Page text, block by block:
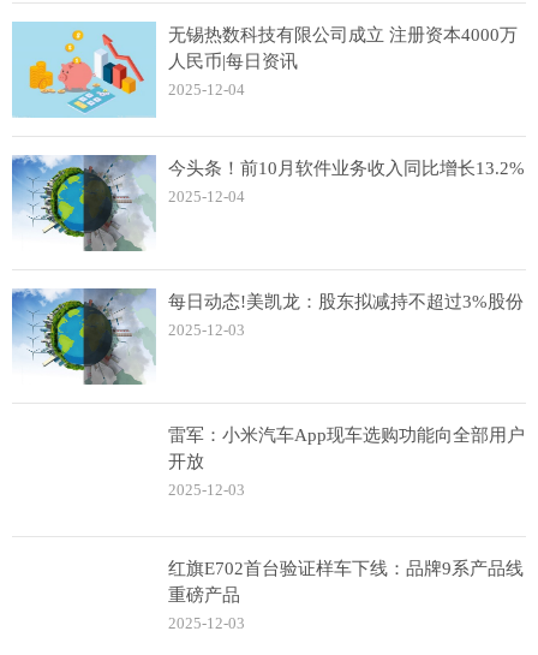
无锡热数科技有限公司成立 注册资本4000万
人民币|每日资讯
2025-12-04
今头条！前10月软件业务收入同比增长13.2%
2025-12-04
每日动态!美凯龙：股东拟减持不超过3%股份
2025-12-03
雷军：小米汽车App现车选购功能向全部用户
开放
2025-12-03
红旗E702首台验证样车下线：品牌9系产品线
重磅产品
2025-12-03